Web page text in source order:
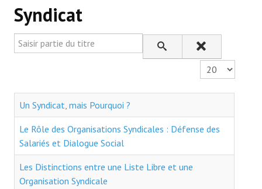
BLOG
Toutes les catégories
- - Slidehow Actu CSE et +
- - Slidehow La Gazette SCALIAN
- Accords d'Entreprise
- Vos Droits
Syndicat
Saisir partie du titre
Affichage #
Un Syndicat, mais Pourquoi ?
Le Rôle des Organisations Syndicales : Défense des
Salariés et Dialogue Social
Les Distinctions entre une Liste Libre et une
Organisation Syndicale